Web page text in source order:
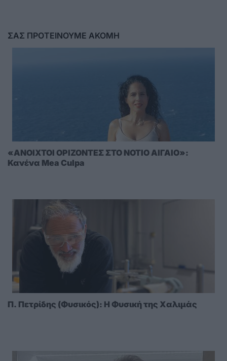
ΣΑΣ ΠΡΟΤΕΙΝΟΥΜΕ ΑΚΟΜΗ
«ΑΝΟΙΧΤΟΙ ΟΡΙΖΟΝΤΕΣ ΣΤΟ ΝΟΤΙΟ ΑΙΓΑΙΟ»:
Κανένα Mea Culpa
Π. Πετρίδης (Φυσικός): Η Φυσική της Χαλιμάς